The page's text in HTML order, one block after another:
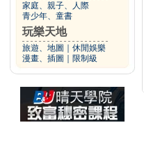
家庭、親子、人際
青少年、童書
玩樂天地
旅遊、地圖
休閒娛樂
漫畫、插圖
限制級